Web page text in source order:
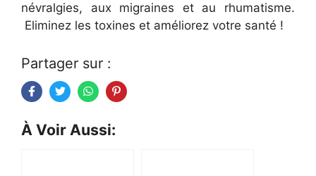
névralgies, aux migraines et au rhumatisme.
Eliminez les toxines et améliorez votre santé !
Partager sur :
À Voir Aussi: